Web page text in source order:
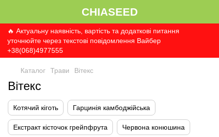
CHIASEED
🔥 Актуальну наявність, вартість та додаткові питання
уточнюйте через текстові повідомлення Вайбер
+38(068)4977555
Каталог Трави Вітекс
Вітекс
Котячий кіготь Гарцинія камбоджійська
Екстракт кісточок грейпфрута Червона конюшина